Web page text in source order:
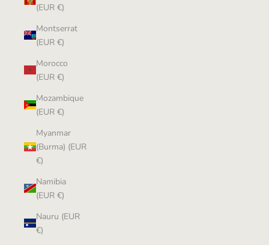
(EUR €)
Montserrat
(EUR €)
Morocco
(EUR €)
Mozambique
(EUR €)
Myanmar
(Burma) (EUR
€)
Namibia
(EUR €)
Nauru (EUR
€)